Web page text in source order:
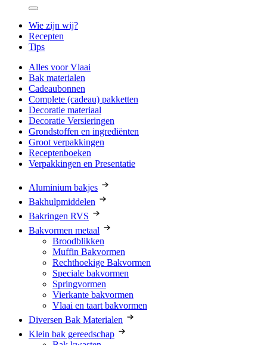
Wie zijn wij?
Recepten
Tips
Alles voor Vlaai
Bak materialen
Cadeaubonnen
Complete (cadeau) pakketten
Decoratie materiaal
Decoratie Versieringen
Grondstoffen en ingrediënten
Groot verpakkingen
Receptenboeken
Verpakkingen en Presentatie
Aluminium bakjes
Bakhulpmiddelen
Bakringen RVS
Bakvormen metaal
Broodblikken
Muffin Bakvormen
Rechthoekige Bakvormen
Speciale bakvormen
Springvormen
Vierkante bakvormen
Vlaai en taart bakvormen
Diversen Bak Materialen
Klein bak gereedschap